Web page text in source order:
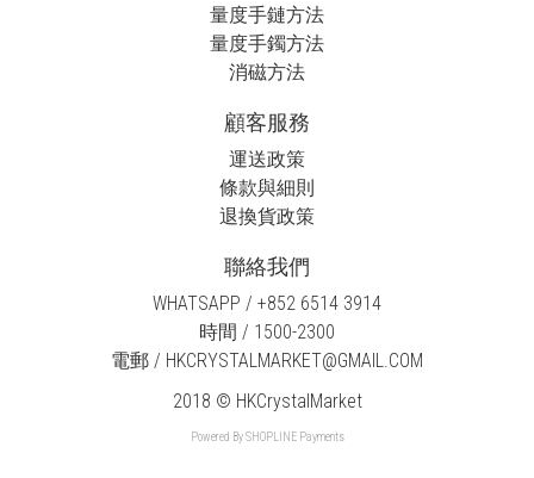
量度手鏈方法
量度手鐲方法
消磁方法
顧客服務
運送政策
條款與細則
退換貨政策
聯絡我們
WHATSAPP / +852 6514 3914
時間 / 1500-2300
電郵 / HKCRYSTALMARKET@GMAIL.COM
2018 © HKCrystalMarket
Powered BySHOPLINE Payments